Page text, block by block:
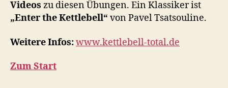
Videos zu diesen Übungen. Ein Klassiker ist
„Enter the Kettlebell“ von Pavel Tsatsouline.
Weitere Infos:www.kettlebell-total.de
Zum Start